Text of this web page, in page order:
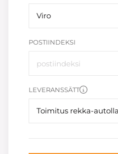
Viro
POSTIINDEKSI
LEVERANSSÄTT
Toimitus rekka-autolla